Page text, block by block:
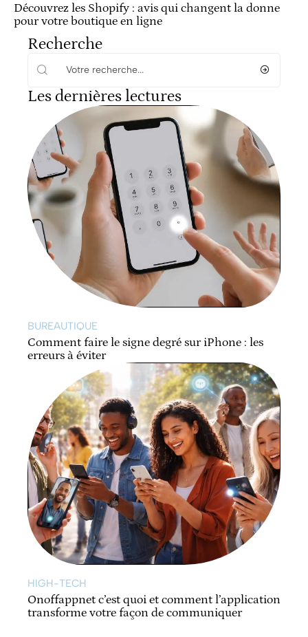
Découvrez les Shopify : avis qui changent la donne
pour votre boutique en ligne
Recherche
Les dernières lectures
BUREAUTIQUE
Comment faire le signe degré sur iPhone : les
erreurs à éviter
HIGH-TECH
Onoffappnet c’est quoi et comment l’application
transforme votre façon de communiquer